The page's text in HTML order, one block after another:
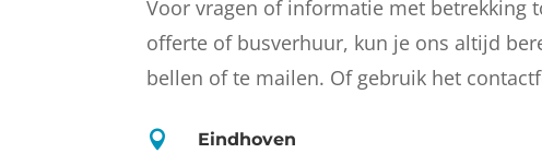
Voor vragen of informatie met betrekking
offerte of busverhuur, kun je ons altijd
bellen of te mailen. Of gebruik het

Eindhoven